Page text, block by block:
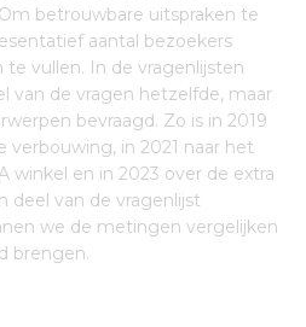
betrouwbare uitspraken te
aantal bezoekers
te vullen. In de vragenlijsten
van de vragen hetzelfde, maar
bevraagd. Zo is in 2019
verbouwing, in 2021 naar het
winkel en in 2023 over de extra
deel van de vragenlijst
we de metingen vergelijken
brengen.